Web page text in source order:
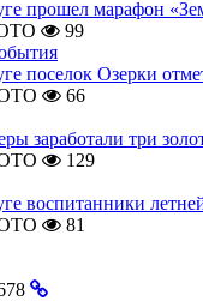
прошел марафон
99
поселок Озерки
66
заработали три
129
воспитанники
81